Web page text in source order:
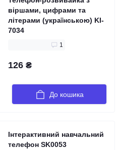
віршами, цифрами та
літерами (українською) KI-
7034
1
126 ₴
До кошика
Інтерактивний навчальний
телефон SK0053